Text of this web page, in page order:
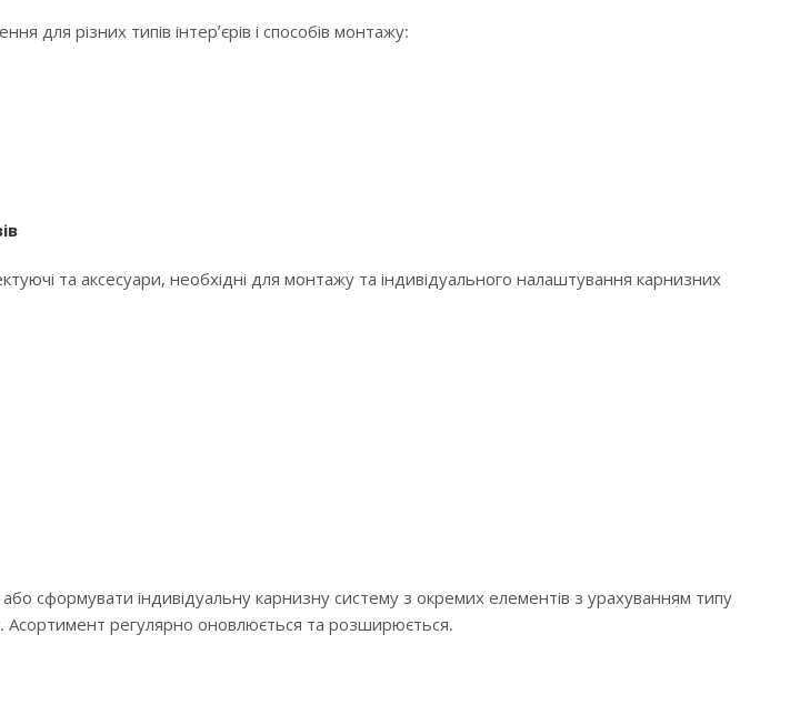
для різних типів інтер’єрів і способів монтажу:
та аксесуари, необхідні для монтажу та індивідуального налаштування карнизних
сформувати індивідуальну карнизну систему з окремих елементів з урахуванням типу
Асортимент регулярно оновлюється та розширюється.